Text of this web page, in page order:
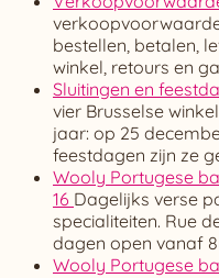
bestellen, betalen,
winkel, retours en
Sluitingen en
vier Brusselse
jaar: op 25
feestdagen zijn ze
Wooly Portugese
16 Dagelijks verse
specialiteiten. Rue
dagen open vanaf
Wooly Portugese